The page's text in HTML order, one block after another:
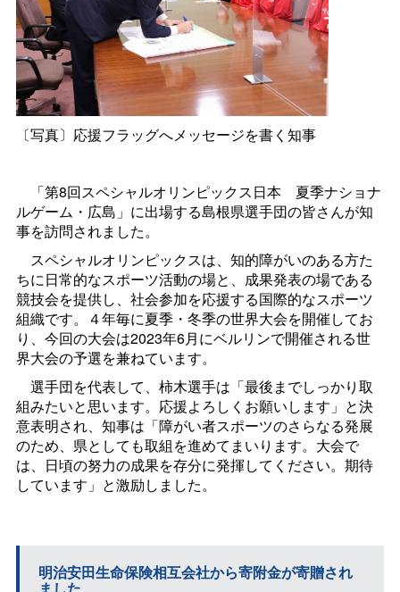
〔写真〕応援フラッグへメッセージを書く知事
「第8回スペシャルオリンピックス日本 夏季ナショナ
ルゲーム・広島」に出場する島根県選手団の皆さんが知
事を訪問されました。
スペシャルオリンピックスは、知的障がいのある方た
ちに日常的なスポーツ活動の場と、成果発表の場である
競技会を提供し、社会参加を応援する国際的なスポーツ
組織です。４年毎に夏季・冬季の世界大会を開催してお
り、今回の大会は2023年6月にベルリンで開催される世
界大会の予選を兼ねています。
選手団を代表して、柿木選手は「最後までしっかり取
組みたいと思います。応援よろしくお願いします」と決
意表明され、知事は「障がい者スポーツのさらなる発展
のため、県としても取組を進めてまいります。大会で
は、日頃の努力の成果を存分に発揮してください。期待
しています」と激励しました。
明治安田生命保険相互会社から寄附金が寄贈され
ました